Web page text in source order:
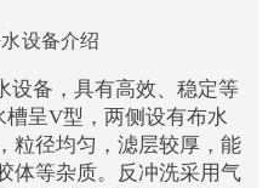
设备介绍
设备，具有高效、稳定等
呈V型，两侧设有布水
粒径均匀，滤层较厚，能
体等杂质。反冲洗采用气